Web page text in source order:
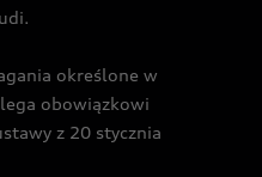
określone w
obowiązkowi
z 20 stycznia